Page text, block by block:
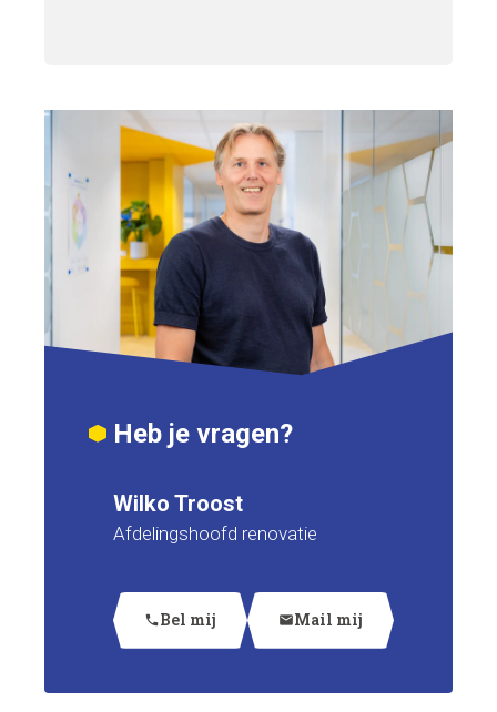
Heb je vragen?
Wilko Troost
Afdelingshoofd renovatie
Bel mij
phone Mail mij
mail